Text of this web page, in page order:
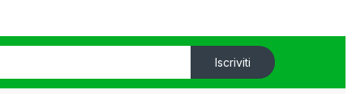
Iscriviti